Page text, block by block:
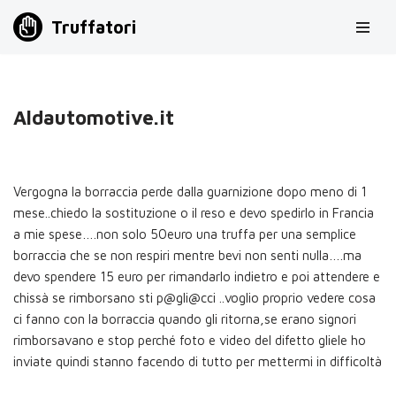
Truffatori
Aldautomotive.it
Vergogna la borraccia perde dalla guarnizione dopo meno di 1
mese..chiedo la sostituzione o il reso e devo spedirlo in Francia
a mie spese….non solo 50euro una truffa per una semplice
borraccia che se non respiri mentre bevi non senti nulla….ma
devo spendere 15 euro per rimandarlo indietro e poi attendere e
chissà se rimborsano sti p@gli@cci ..voglio proprio vedere cosa
ci fanno con la borraccia quando gli ritorna,se erano signori
rimborsavano e stop perché foto e video del difetto gliele ho
inviate quindi stanno facendo di tutto per mettermi in difficoltà